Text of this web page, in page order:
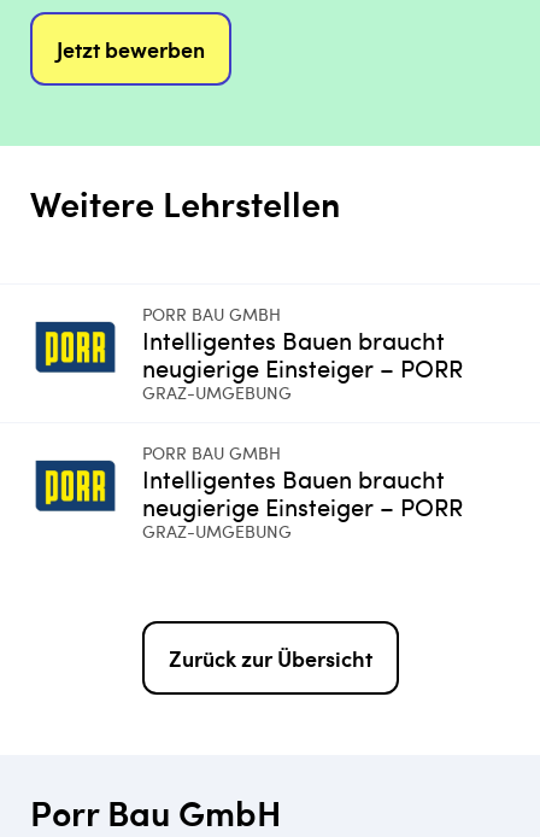
Jetzt bewerben
Weitere Lehrstellen
PORR BAU GMBH
Intelligentes Bauen braucht
neugierige Einsteiger – PORR
GRAZ-UMGEBUNG
PORR BAU GMBH
Intelligentes Bauen braucht
neugierige Einsteiger – PORR
GRAZ-UMGEBUNG
Zurück zur Übersicht
Porr Bau GmbH